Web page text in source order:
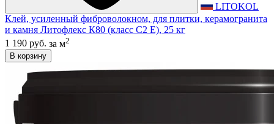
LITOKOL
Клей, усиленный фиброволокном, для плитки, керамогранита
и камня Литофлекс К80 (класс С2 E), 25 кг
1 190 руб. за м2
В корзину